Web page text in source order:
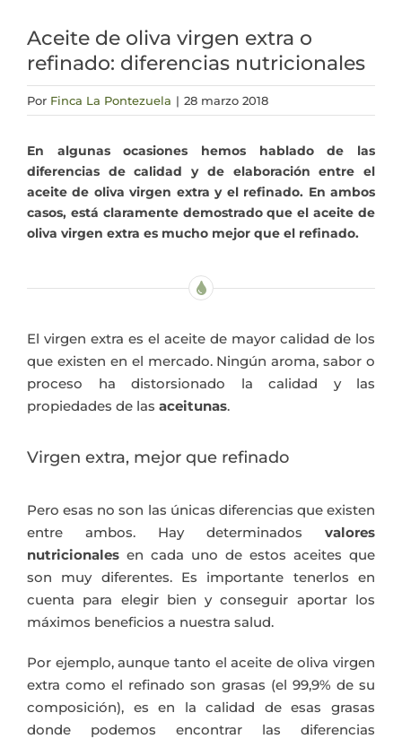
Mi cuenta
Aceite de oliva virgen extra o
refinado: diferencias nutricionales
Por Finca La Pontezuela | 28 marzo 2018
En algunas ocasiones hemos hablado de las
diferencias de calidad y de elaboración entre el
aceite de oliva virgen extra y el refinado. En ambos
casos, está claramente demostrado que el aceite de
oliva virgen extra es mucho mejor que el refinado.
El virgen extra es el aceite de mayor calidad de los
que existen en el mercado. Ningún aroma, sabor o
proceso ha distorsionado la calidad y las
propiedades de las aceitunas.
Virgen extra, mejor que refinado
Pero esas no son las únicas diferencias que existen
entre ambos. Hay determinados valores
nutricionales en cada uno de estos aceites que
son muy diferentes. Es importante tenerlos en
cuenta para elegir bien y conseguir aportar los
máximos beneficios a nuestra salud.
Por ejemplo, aunque tanto el aceite de oliva virgen
extra como el refinado son grasas (el 99,9% de su
composición), es en la calidad de esas grasas
donde podemos encontrar las diferencias